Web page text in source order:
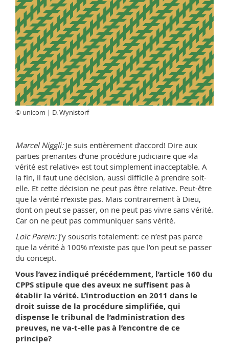
© unicom | D. Wynistorf
Marcel Niggli: Je suis entièrement d’accord! Dire aux
parties prenantes d’une procédure judiciaire que «la
vérité est relative» est tout simplement inacceptable. A
la fin, il faut une décision, aussi difficile à prendre soit-
elle. Et cette décision ne peut pas être relative. Peut-être
que la vérité n’existe pas. Mais contrairement à Dieu,
dont on peut se passer, on ne peut pas vivre sans vérité.
Car on ne peut pas communiquer sans vérité.
Loïc Parein:J’y souscris totalement: ce n’est pas parce
que la vérité à 100% n’existe pas que l’on peut se passer
du concept.
Vous l’avez indiqué précédemment, l’article 160 du
CPPS stipule que des aveux ne suffisent pas à
établir la vérité. L’introduction en 2011 dans le
droit suisse de la procédure simplifiée, qui
dispense le tribunal de l’administration des
preuves, ne va-t-elle pas à l’encontre de ce
principe?